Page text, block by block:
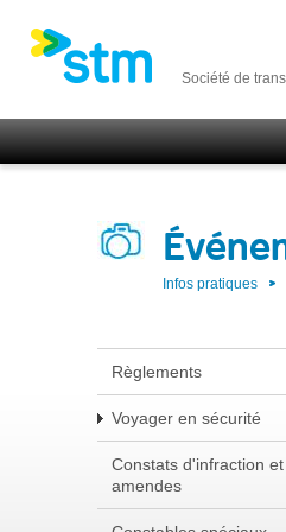
Société de
Infos pratiques
Règlements
Voyager en sécurité
Constats d'infraction et
amendes